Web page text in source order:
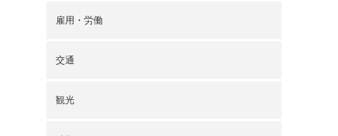
雇用・労働
交通
観光